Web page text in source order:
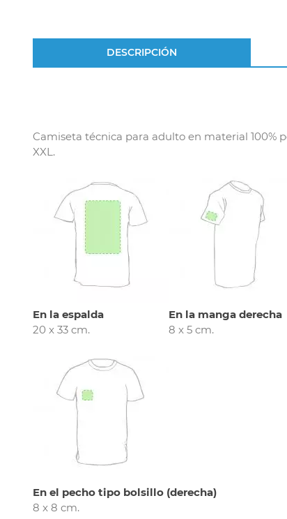
DESCRIPCIÓN
Camiseta técnica para adulto en material 100%
XXL.
En la espalda
20 x 33 cm.
En la manga derecha
8 x 5 cm.
En el pecho tipo bolsillo (derecha)
8 x 8 cm.